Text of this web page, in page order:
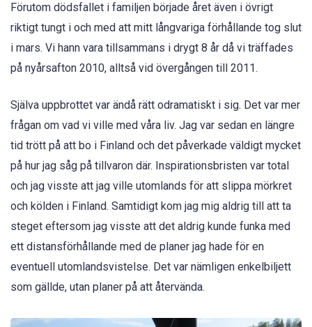
Förutom dödsfallet i familjen började året även i övrigt
riktigt tungt i och med att mitt långvariga förhållande tog slut
i mars. Vi hann vara tillsammans i drygt 8 år då vi träffades
på nyårsafton 2010, alltså vid övergången till 2011.
Själva uppbrottet var ändå rätt odramatiskt i sig. Det var mer
frågan om vad vi ville med våra liv. Jag var sedan en längre
tid trött på att bo i Finland och det påverkade väldigt mycket
på hur jag såg på tillvaron där. Inspirationsbristen var total
och jag visste att jag ville utomlands för att slippa mörkret
och kölden i Finland. Samtidigt kom jag mig aldrig till att ta
steget eftersom jag visste att det aldrig kunde funka med
ett distansförhållande med de planer jag hade för en
eventuell utomlandsvistelse. Det var nämligen enkelbiljett
som gällde, utan planer på att återvända.